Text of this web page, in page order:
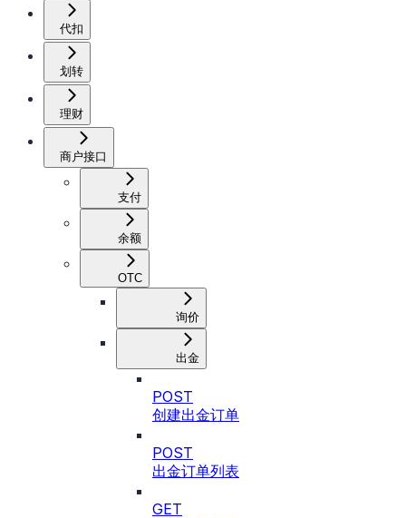
代扣
划转
理财
商户接口
支付
余额
OTC
询价
出金
POST
创建出金订单
POST
出金订单列表
GET